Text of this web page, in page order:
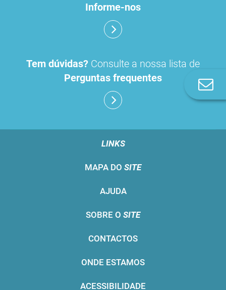
Informe-nos
Tem dúvidas? Consulte a nossa lista de
Perguntas frequentes
LINKS
MAPA DO SITE
AJUDA
SOBRE O SITE
CONTACTOS
ONDE ESTAMOS
ACESSIBILIDADE